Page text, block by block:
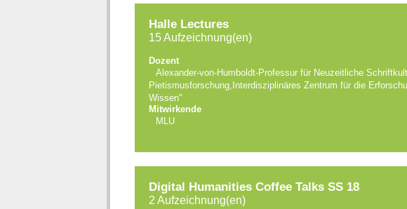
Halle Lectures
15 Aufzeichnung(en)
Dozent
Alexander-von-Humboldt-Professur für Neuzeitliche
Pietismusforschung,Interdisziplinäres Zentrum für die
Wissen"
Mitwirkende
MLU
Digital Humanities Coffee Talks SS 18
2 Aufzeichnung(en)